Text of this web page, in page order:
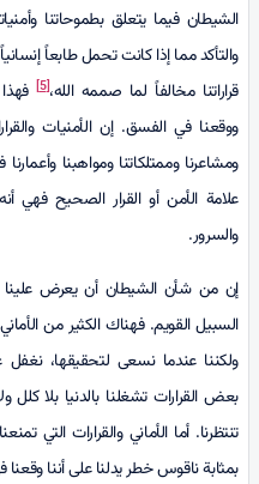
الشيطان فيما يتعلق بطموحاتنا
والتأكد مما إذا كانت تحمل طابعاً إنسانياً
قراراتنا مخالفاً لما صممه الله،[5]
ووقعنا في الفسق. إن الأمنيات
ومشاعرنا وممتلكاتنا ومواهبنا
علامة الأمن أو القرار الصحيح فهي
والسرور.
إن من شأن الشيطان أن يعرض علينا
السبيل القويم. فهناك الكثير من
ولكننا عندما نسعى لتحقيقها،
بعض القرارات تشغلنا بالدنيا بلا كلل
تنتظرنا. أما الأماني والقرارات التي
بمثابة ناقوس خطر يدلنا على أننا